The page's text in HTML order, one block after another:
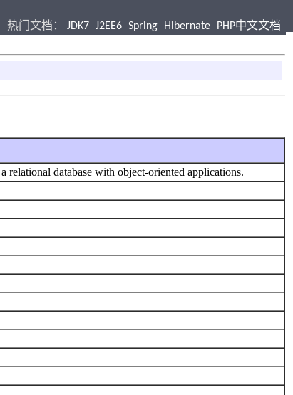
热门文档： JDK7 J2EE6 Spring Hibernate PHP中文文档